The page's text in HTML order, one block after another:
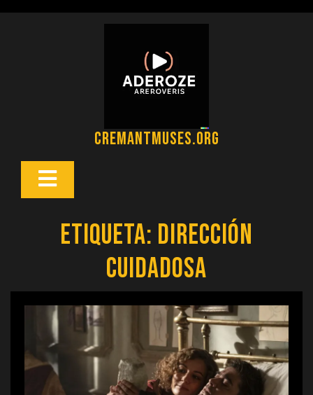
cremantmuses.org
Botón
Etiqueta: dirección
cuidadosa